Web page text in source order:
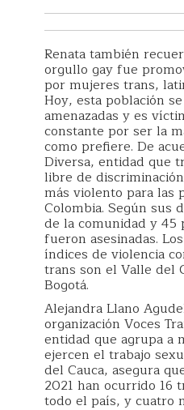
Renata también
orgullo gay fue
por mujeres trans,
Hoy, esta población
amenazadas y es
constante por ser la
como prefiere. De
Diversa, entidad que
libre de
más violento para las
Colombia. Según sus
de la comunidad y 45
fueron asesinadas.
índices de violencia
trans son el Valle del
Bogotá.
Alejandra Llano
organización Voces
entidad que agrupa a
ejercen el trabajo
del Cauca, asegura
2021 han ocurrido 16
todo el país, y cuatro